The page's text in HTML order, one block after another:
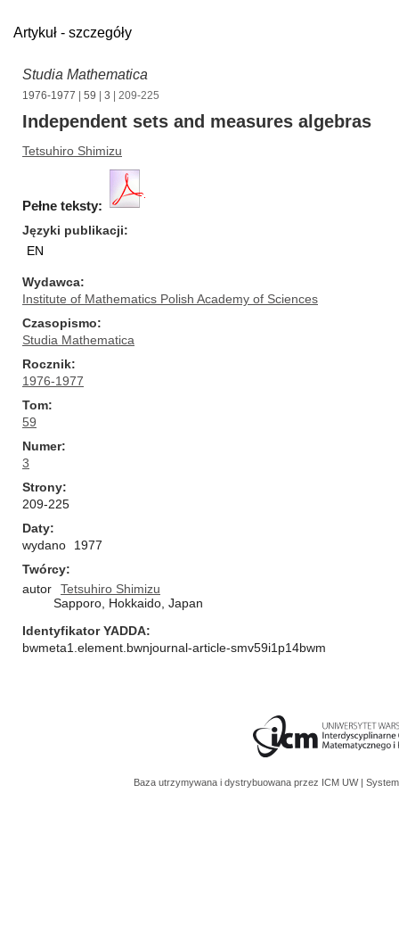
Artykuł - szczegóły
Studia Mathematica
1976-1977 59 3 | 209-225
Independent sets and measures algebras
Tetsuhiro Shimizu
Pełne teksty:
Języki publikacji
EN
Wydawca
Institute of Mathematics Polish Academy of Sciences
Czasopismo
Studia Mathematica
Rocznik
1976-1977
Tom
59
Numer
3
Strony
209-225
Daty
wydano
1977
Twórcy
autor
Tetsuhiro Shimizu
Sapporo, Hokkaido, Japan
Identyfikator YADDA
bwmeta1.element.bwnjournal-article-smv59i1p14bwm
Baza utrzymywana i dystrybuowana przez ICM UW |